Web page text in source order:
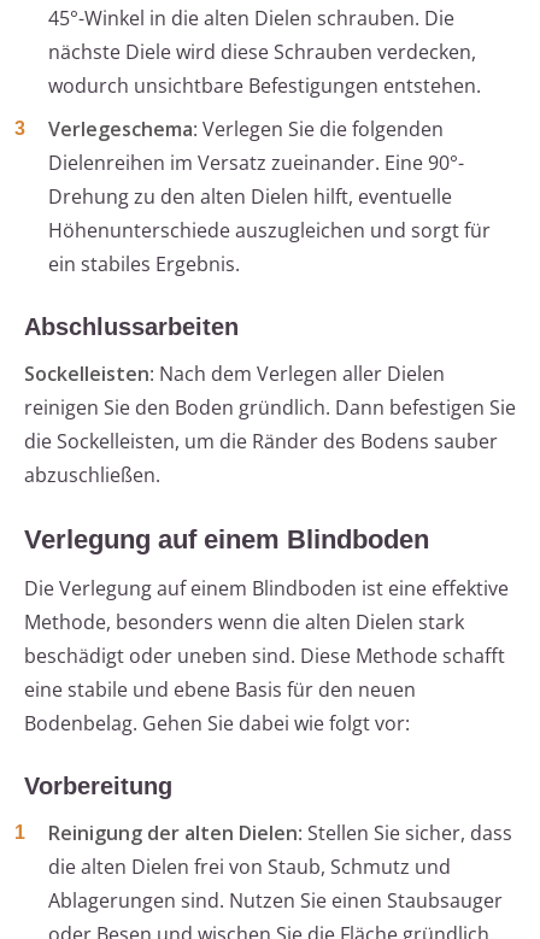
45°-Winkel in die alten Dielen schrauben. Die
nächste Diele wird diese Schrauben verdecken,
wodurch unsichtbare Befestigungen entstehen.
Verlegeschema: Verlegen Sie die folgenden
Dielenreihen im Versatz zueinander. Eine 90°-
Drehung zu den alten Dielen hilft, eventuelle
Höhenunterschiede auszugleichen und sorgt für
ein stabiles Ergebnis.
Abschlussarbeiten
Sockelleisten: Nach dem Verlegen aller Dielen
reinigen Sie den Boden gründlich. Dann befestigen Sie
die Sockelleisten, um die Ränder des Bodens sauber
abzuschließen.
Verlegung auf einem Blindboden
Die Verlegung auf einem Blindboden ist eine effektive
Methode, besonders wenn die alten Dielen stark
beschädigt oder uneben sind. Diese Methode schafft
eine stabile und ebene Basis für den neuen
Bodenbelag. Gehen Sie dabei wie folgt vor:
Vorbereitung
Reinigung der alten Dielen: Stellen Sie sicher, dass
die alten Dielen frei von Staub, Schmutz und
Ablagerungen sind. Nutzen Sie einen Staubsauger